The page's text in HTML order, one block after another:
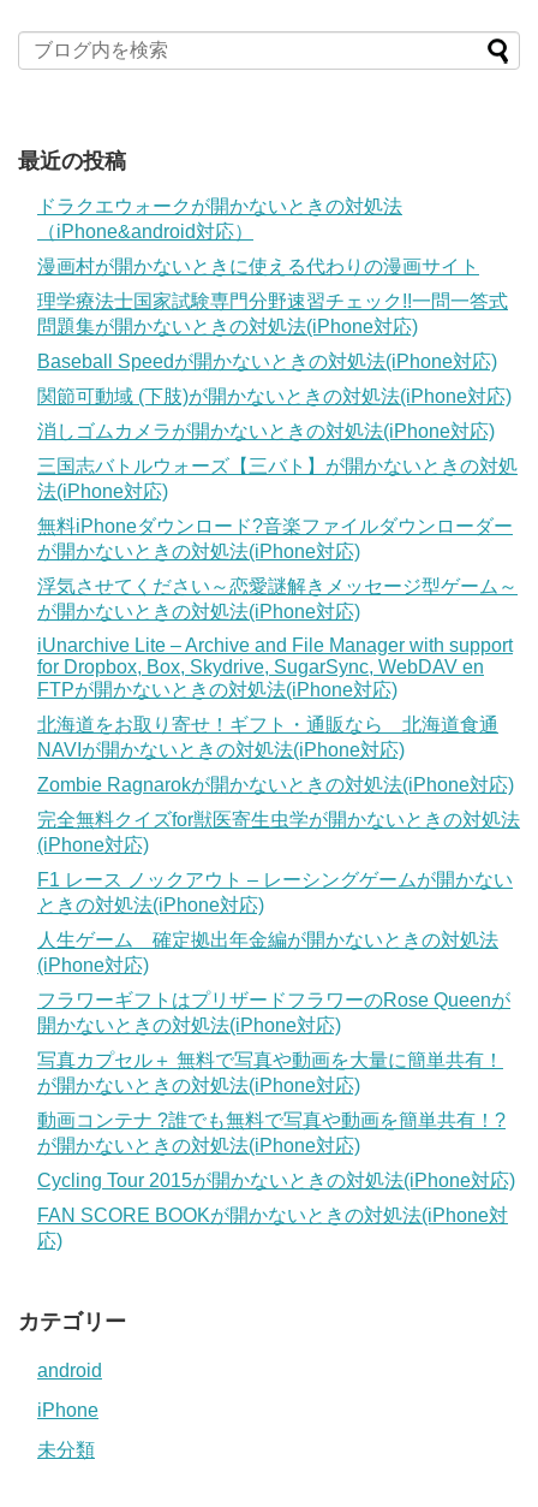
最近の投稿
ドラクエウォークが開かないときの対処法
（iPhone&android対応）
漫画村が開かないときに使える代わりの漫画サイト
理学療法士国家試験専門分野速習チェック!!一問一答式
問題集が開かないときの対処法(iPhone対応)
Baseball Speedが開かないときの対処法(iPhone対応)
関節可動域 (下肢)が開かないときの対処法(iPhone対応)
消しゴムカメラが開かないときの対処法(iPhone対応)
三国志バトルウォーズ【三バト】が開かないときの対処
法(iPhone対応)
無料iPhoneダウンロード?音楽ファイルダウンローダー
が開かないときの対処法(iPhone対応)
浮気させてください～恋愛謎解きメッセージ型ゲーム～
が開かないときの対処法(iPhone対応)
iUnarchive Lite – Archive and File Manager with support
for Dropbox, Box, Skydrive, SugarSync, WebDAV en
FTPが開かないときの対処法(iPhone対応)
北海道をお取り寄せ！ギフト・通販なら 北海道食通
NAVIが開かないときの対処法(iPhone対応)
Zombie Ragnarokが開かないときの対処法(iPhone対応)
完全無料クイズfor獣医寄生虫学が開かないときの対処法
(iPhone対応)
F1 レース ノックアウト – レーシングゲームが開かない
ときの対処法(iPhone対応)
人生ゲーム 確定拠出年金編が開かないときの対処法
(iPhone対応)
フラワーギフトはプリザードフラワーのRose Queenが
開かないときの対処法(iPhone対応)
写真カプセル＋ 無料で写真や動画を大量に簡単共有！
が開かないときの対処法(iPhone対応)
動画コンテナ ?誰でも無料で写真や動画を簡単共有！?
が開かないときの対処法(iPhone対応)
Cycling Tour 2015が開かないときの対処法(iPhone対応)
FAN SCORE BOOKが開かないときの対処法(iPhone対
応)
カテゴリー
android
iPhone
未分類